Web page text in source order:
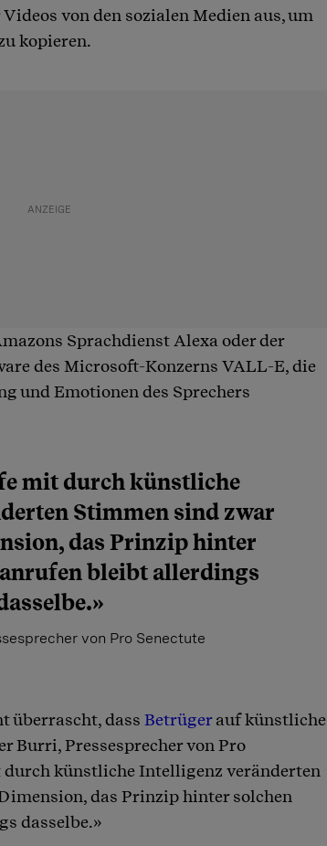
von den sozialen Medien aus, um
kopieren.
Sprachdienst Alexa oder der
des Microsoft-Konzerns VALL-E, die
und Emotionen des Sprechers
mit durch künstliche
Stimmen sind zwar
das Prinzip hinter
bleibt allerdings
von Pro Senectute
überrascht, dass Betrügerauf künstliche
Burri, Pressesprecher von Pro
durch künstliche Intelligenz veränderten
das Prinzip hinter solchen
dasselbe.»